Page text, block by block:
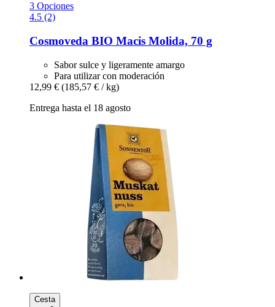
3 Opciones
4.5 (2)
Cosmoveda BIO Macis Molida, 70 g
Sabor sulce y ligeramente amargo
Para utilizar con moderación
12,99 € (185,57 € / kg)
Entrega hasta el 18 agosto
Cesta